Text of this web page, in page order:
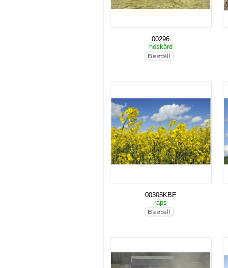
00296
höskörd
00305KBE
raps